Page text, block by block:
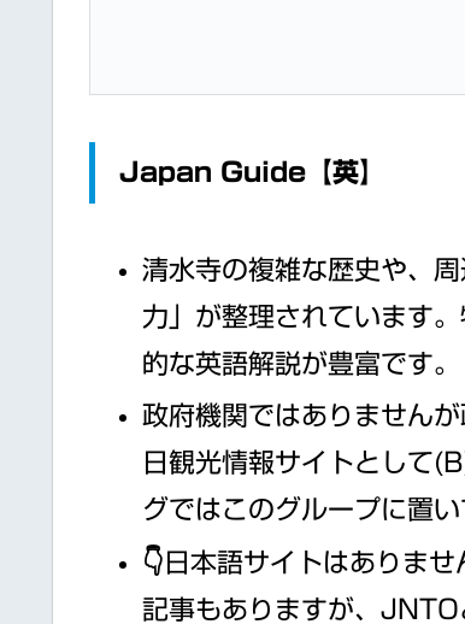
Japan Guide【英】
清水寺の複雑な歴史や、
力」が整理されています
的な英語解説が豊富です。
政府機関ではありません
日観光情報サイトとして
グではこのグループに置い
👇日本語サイトはありま
記事もありますが、JNTO